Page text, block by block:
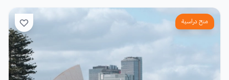
منح دراسية